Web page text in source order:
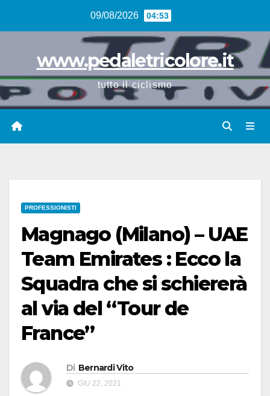
09/08/2026 04:53
www.pedaletricolore.it
tutto il ciclismo
PROFESSIONISTI
Magnago (Milano) – UAE
Team Emirates : Ecco la
Squadra che si schiererà
al via del “Tour de
France”
Di Bernardi Vito
GIU 22, 2021